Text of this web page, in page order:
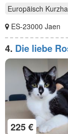
Europäisch
ES-23000 Jaen
4. Die liebe
Immer-
225 €